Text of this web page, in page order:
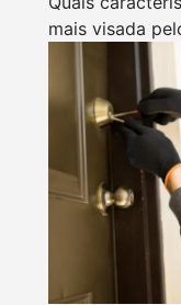
mais visada